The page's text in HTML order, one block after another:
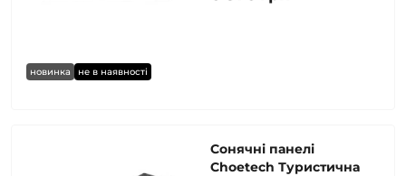
новинка не в наявності
Сонячні панелі
Choetech Туристична